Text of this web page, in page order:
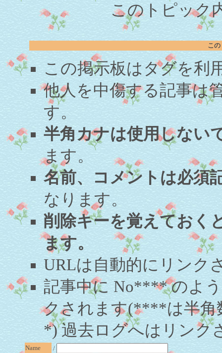
このトピック
こ
この掲示板はタグを利
他人を中傷する記事は
す。
半角カナは使用しない
ます。
名前、コメントは必須
なります。
削除キーを覚えておく
ます。
URLは自動的にリンク
記事中に No**** のよ
クされます(****は半角
*) 過去ログへはリンク
Name
/